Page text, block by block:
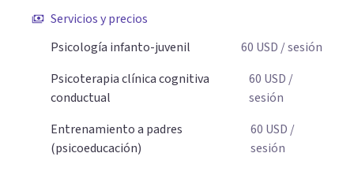
timidez, la rebeldía o dificultades escolares, así como a
educar sin perder la paciencia ni el control. Si estás listo
para dar el primer paso hacia una convivencia familiar
más armoniosa, agenda tu sesión y empecemos a
Servicios y precios
Psicología infanto-juvenil
60 USD / sesión
Psicoterapia clínica cognitiva
conductual
60 USD /
sesión
Entrenamiento a padres
(psicoeducación)
60 USD /
sesión